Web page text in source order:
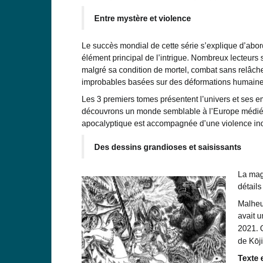
Entre mystère et violence
Le succès mondial de cette série s’explique
élément principal de l’intrigue. Nombreux
malgré sa condition de mortel, combat sans
improbables basées sur des déformations
Les 3 premiers tomes présentent l’univers et ses
découvrons un monde semblable à l’Europe
apocalyptique est accompagnée d’une violence
Des dessins grandioses et saisissants
La
détails
avait
2021.
de
Texte